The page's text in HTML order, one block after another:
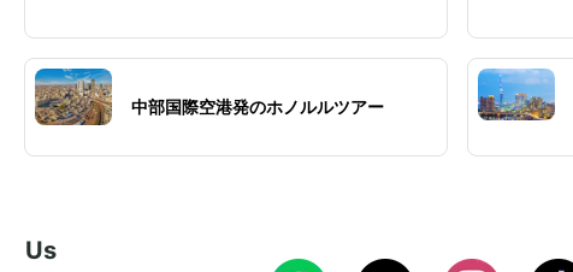
中部国際空港発のホノルルツアー
Us